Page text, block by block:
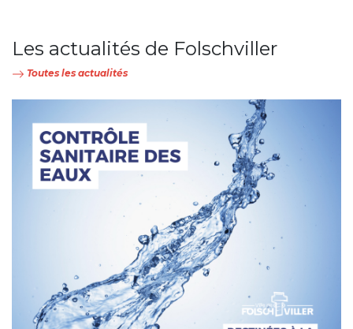
Les actualités de Folschviller
Toutes les actualités